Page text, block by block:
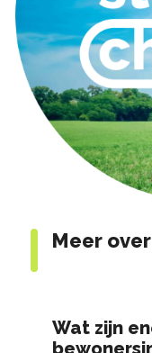
Meer
Wat zijn